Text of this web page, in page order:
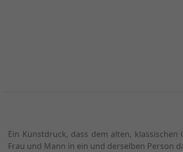
Ein Kunstdruck, dass dem alten,
Frau und Mann in ein und derselben Person